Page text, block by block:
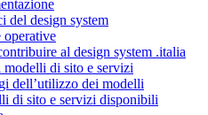
del design system
operative
al design system .italia
modelli di sito e servizi
dell’utilizzo dei modelli
di sito e servizi disponibili